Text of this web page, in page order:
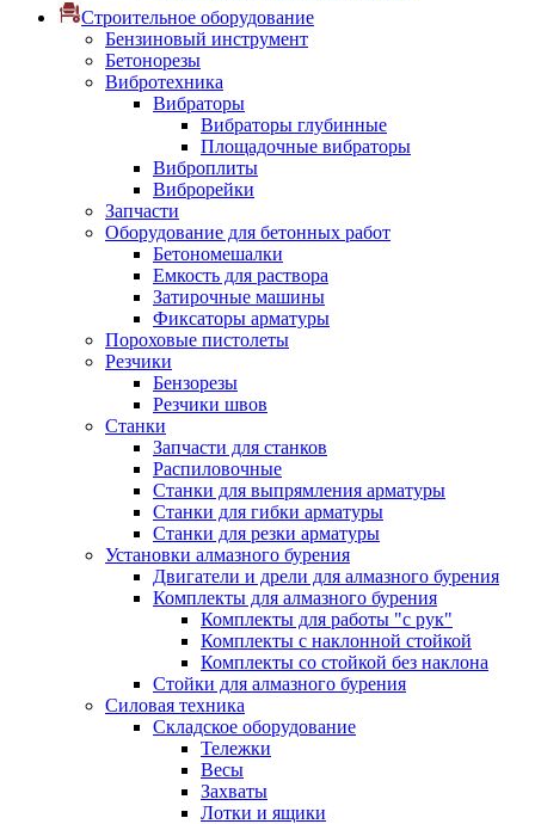
Строительное оборудование
Бензиновый инструмент
Бетонорезы
Вибротехника
Вибраторы
Вибраторы глубинные
Площадочные вибраторы
Виброплиты
Виброрейки
Запчасти
Оборудование для бетонных работ
Бетономешалки
Емкость для раствора
Затирочные машины
Фиксаторы арматуры
Пороховые пистолеты
Резчики
Бензорезы
Резчики швов
Станки
Запчасти для станков
Распиловочные
Станки для выпрямления арматуры
Станки для гибки арматуры
Станки для резки арматуры
Установки алмазного бурения
Двигатели и дрели для алмазного бурения
Комплекты для алмазного бурения
Комплекты для работы "с рук"
Комплекты с наклонной стойкой
Комплекты со стойкой без наклона
Стойки для алмазного бурения
Силовая техника
Складское оборудование
Тележки
Весы
Захваты
Лотки и ящики